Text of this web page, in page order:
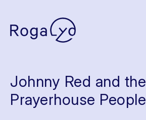
Johnny Red and the
Prayerhouse People